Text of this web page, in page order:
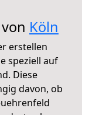
Köln
erstellen
speziell auf
Diese
davon, ob